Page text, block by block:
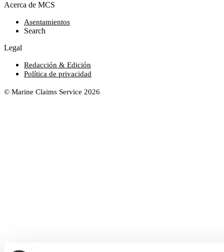
Acerca de MCS
Asentamientos
Search
Legal
Redacción & Edición
Política de privacidad
© Marine Claims Service 2026